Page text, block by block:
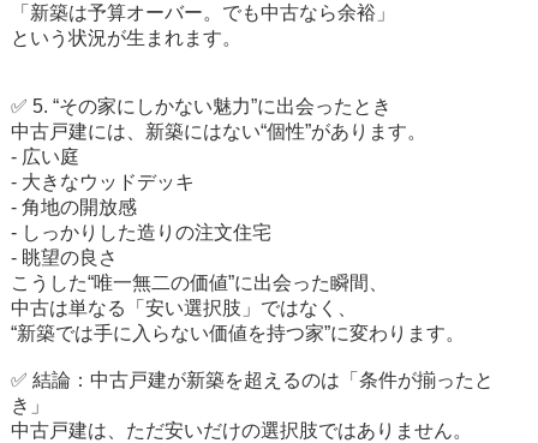
「新築は予算オーバー。でも中古なら余裕」
という状況が生まれます。
✅ 5. “その家にしかない魅力”に出会ったとき
中古戸建には、新築にはない“個性”があります。
- 広い庭
- 大きなウッドデッキ
- 角地の開放感
- しっかりした造りの注文住宅
- 眺望の良さ
こうした“唯一無二の価値”に出会った瞬間、
中古は単なる「安い選択肢」ではなく、
“新築では手に入らない価値を持つ家”に変わります。
✅ 結論：中古戸建が新築を超えるのは「条件が揃ったと
き」
中古戸建は、ただ安いだけの選択肢ではありません。